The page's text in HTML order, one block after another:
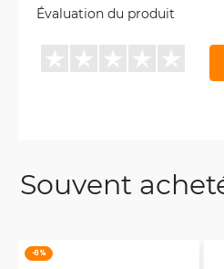
Évaluation du produit
Souvent
-6 %